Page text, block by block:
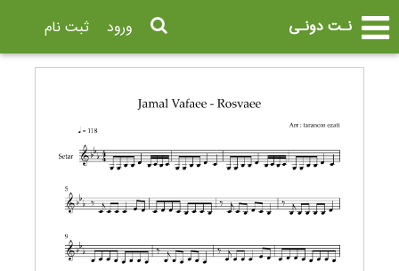
نـت دونـی ثبت نام ورود